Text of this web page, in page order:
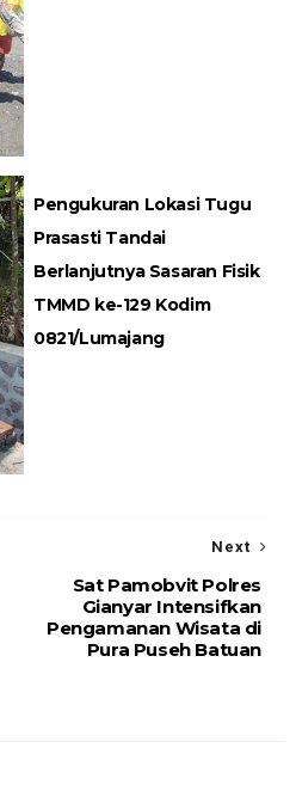
Pengukuran Lokasi Tugu
Prasasti Tandai
Berlanjutnya Sasaran Fisik
TMMD ke-129 Kodim
0821/Lumajang
Next
Sat Pamobvit Polres
Gianyar Intensifkan
Pengamanan Wisata di
Pura Puseh Batuan